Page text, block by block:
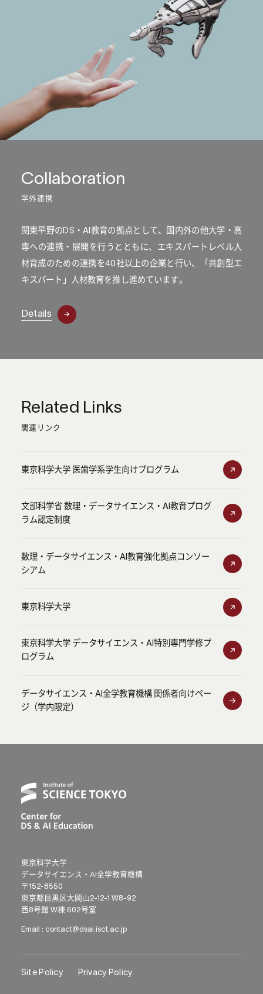
Collaboration
学外連携
関東平野のDS・AI教育の拠点として、国内外の他大学・高
専への連携・展開を行うとともに、エキスパートレベル人
材育成のための連携を40社以上の企業と行い、「共創型エ
キスパート」人材教育を推し進めています。
Details
Related Links
関連リンク
東京科学大学 医歯学系学生向けプログラム
文部科学省 数理・データサイエンス・AI教育プログ
ラム認定制度
数理・データサイエンス・AI教育強化拠点コンソー
シアム
東京科学大学
東京科学大学 データサイエンス・AI特別専門学修プ
ログラム
データサイエンス・AI全学教育機構 関係者向けペー
ジ（学内限定）
東京科学大学
データサイエンス・AI全学教育機構
〒152-8550
東京都目黒区大岡山2-12-1 W8-92
西8号館 W棟 602号室
Email : contact@dsai.isct.ac.jp
Site Policy Privacy Policy